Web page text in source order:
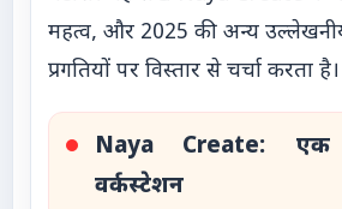
महत्व, और 2025 की अन्य
प्रगतियों पर विस्तार से चर्चा करता है।
Naya Create:
वर्कस्टेशन